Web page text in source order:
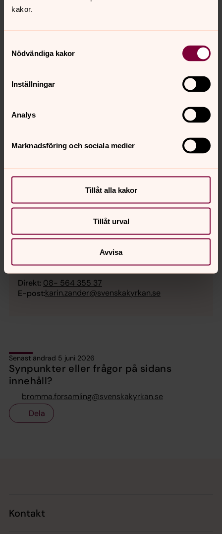
kakor.
Nödvändiga kakor
Inställningar
Analys
Marknadsföring och sociala medier
Tillåt alla kakor
Tillåt urval
Avvisa
kollektivtrafiken tar du dig lättast hit med buss 113 från
Kontakt
Församlingsassistent, Bromma församling
Direkt: 08- 564 355 37
E-post:karin.zander@svenskakyrkan.se
Senast ändrad 5 juni 2026
Synpunkter eller frågor på sidans
innehåll?
bromma.forsamling@svenskakyrkan.se
Dela
Kontakt